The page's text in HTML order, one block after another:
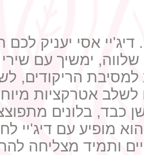
אסי יעניק לכם
ימשיך עם
למסיבת הריקודים,
לשלב אטרקציות
כבד, בלונים
מופיע עם דיג'יי
ותמיד מצליחה